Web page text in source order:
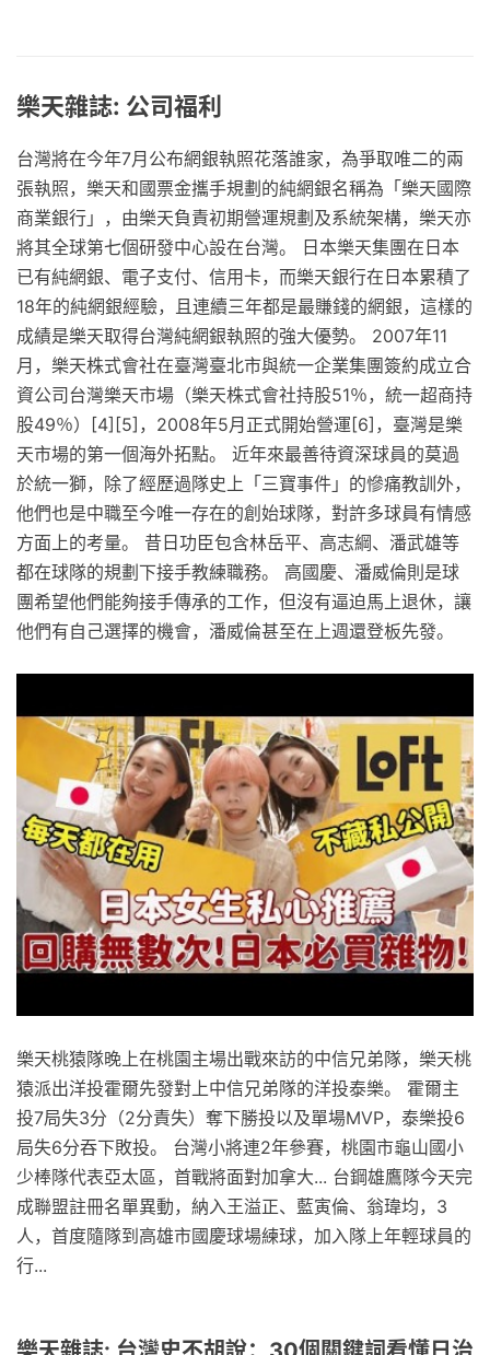
樂天雜誌: 公司福利
台灣將在今年7月公布網銀執照花落誰家，為爭取唯二的兩
張執照，樂天和國票金攜手規劃的純網銀名稱為「樂天國際
商業銀行」，由樂天負責初期營運規劃及系統架構，樂天亦
將其全球第七個研發中心設在台灣。 日本樂天集團在日本
已有純網銀、電子支付、信用卡，而樂天銀行在日本累積了
18年的純網銀經驗，且連續三年都是最賺錢的網銀，這樣的
成績是樂天取得台灣純網銀執照的強大優勢。 2007年11
月，樂天株式會社在臺灣臺北市與統一企業集團簽約成立合
資公司台灣樂天市場（樂天株式會社持股51％，統一超商持
股49％）[4][5]，2008年5月正式開始營運[6]，臺灣是樂
天市場的第一個海外拓點。 近年來最善待資深球員的莫過
於統一獅，除了經歷過隊史上「三寶事件」的慘痛教訓外，
他們也是中職至今唯一存在的創始球隊，對許多球員有情感
方面上的考量。 昔日功臣包含林岳平、高志綱、潘武雄等
都在球隊的規劃下接手教練職務。 高國慶、潘威倫則是球
團希望他們能夠接手傳承的工作，但沒有逼迫馬上退休，讓
他們有自己選擇的機會，潘威倫甚至在上週還登板先發。
樂天桃猿隊晚上在桃園主場出戰來訪的中信兄弟隊，樂天桃
猿派出洋投霍爾先發對上中信兄弟隊的洋投泰樂。 霍爾主
投7局失3分（2分責失）奪下勝投以及單場MVP，泰樂投6
局失6分吞下敗投。 台灣小將連2年參賽，桃園市龜山國小
少棒隊代表亞太區，首戰將面對加拿大... 台鋼雄鷹隊今天完
成聯盟註冊名單異動，納入王溢正、藍寅倫、翁瑋均，3
人，首度隨隊到高雄市國慶球場練球，加入隊上年輕球員的
行...